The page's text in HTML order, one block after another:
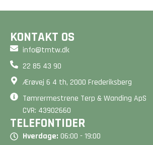
BEREGN PRIS
KONTAKT OS
info@tmtw.dk
22 85 43 90
Ærøvej 6 4 th, 2000 Frederiksberg
Tømrermestrene Terp & Wanding ApS
CVR: 43902660
TELEFONTIDER
Hverdage: 06:00 - 19:00